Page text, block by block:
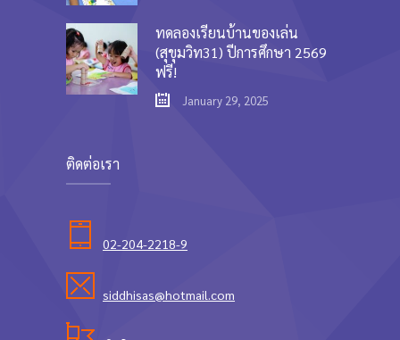
ทดลองเรียนบ้านของเล่น
(สุขุมวิท31) ปีการศึกษา 2569
ฟรี!
January 29, 2025
ติดต่อเรา
02-204-2218-9
siddhisas@hotmail.com